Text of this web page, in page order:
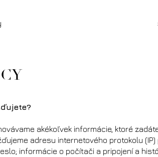
akékoľvek informácie, ktoré
adresu internetového protokolu
informácie o počítači a pripojení a